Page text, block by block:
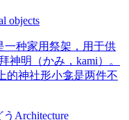
objects
一种家用祭架，用于供
神明（かみ，kami）。
的神社形小龛是两件不
Architecture